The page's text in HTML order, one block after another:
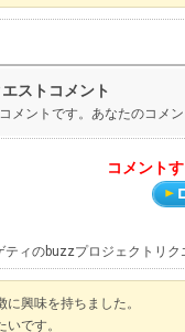
ストコメント
メントです。あなたのコ
コメント
ティのbuzzプロジェクトリ
興味を持ちました。
です。